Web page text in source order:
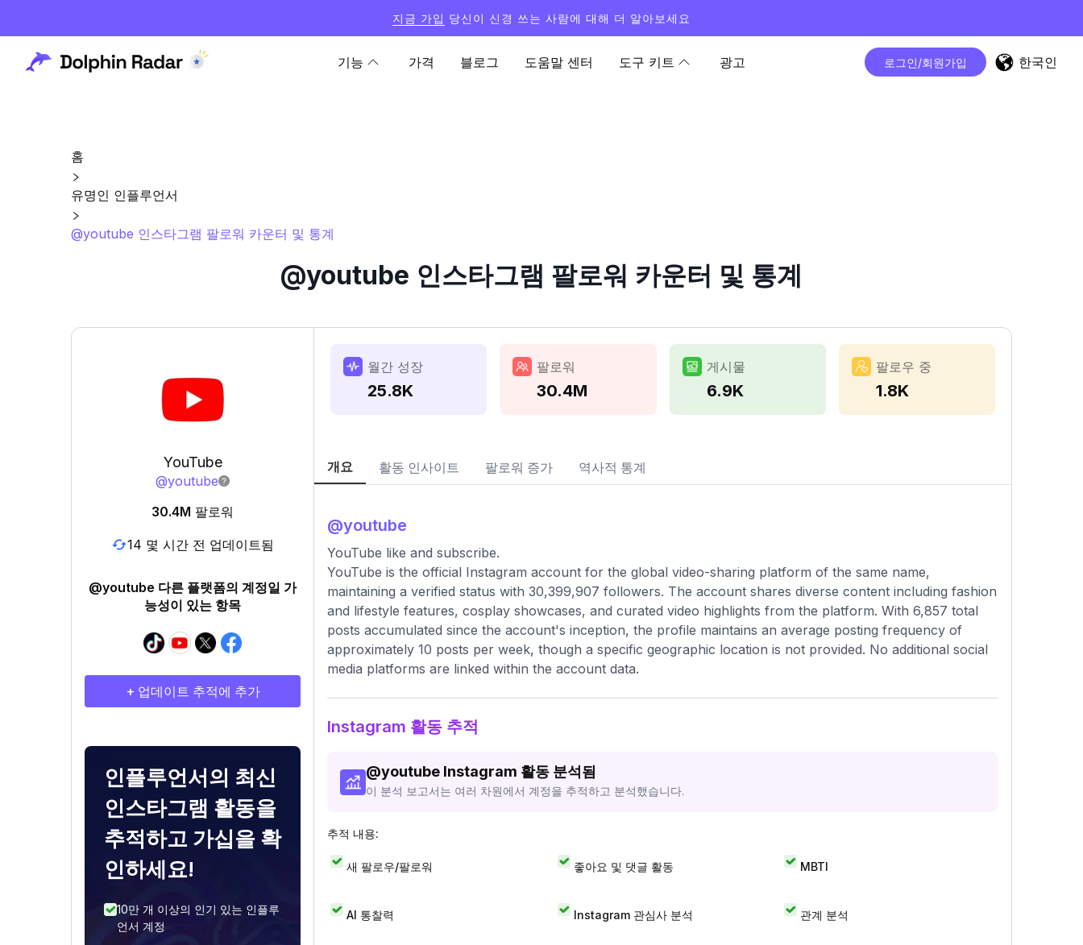
지금 가입 당신이 신경 쓰는 사람에 대해 더 알아보세요
기능 가격 블로그 도움말 센터 도구 키트 광고 로그인/회원가입 한국인
홈
유명인 인플루언서
@youtube 인스타그램 팔로워 카운터 및 통계
@youtube 인스타그램 팔로워 카운터 및 통계
YouTube
@youtube
30.4M 팔로워
14 몇 시간 전 업데이트됨
@youtube 다른 플랫폼의 계정일 가
능성이 있는 항목
+ 업데이트 추적에 추가
인플루언서의 최신
인스타그램 활동을
추적하고 가십을 확
인하세요!
10만 개 이상의 인기 있는 인플루
언서 계정
월간 성장
25.8K
팔로워
30.4M
게시물
6.9K
팔로우 중
1.8K
개요 활동 인사이트 팔로워 증가 역사적 통계
@youtube
YouTube like and subscribe.
YouTube is the official Instagram account for the global video-sharing platform of the same name,
maintaining a verified status with 30,399,907 followers. The account shares diverse content including fashion
and lifestyle features, cosplay showcases, and curated video highlights from the platform. With 6,857 total
posts accumulated since the account's inception, the profile maintains an average posting frequency of
approximately 10 posts per week, though a specific geographic location is not provided. No additional social
media platforms are linked within the account data.
Instagram 활동 추적
@youtube Instagram 활동 분석됨
이 분석 보고서는 여러 차원에서 계정을 추적하고 분석했습니다.
추적 내용:
새 팔로우/팔로워 좋아요 및 댓글 활동 MBTI
AI 통찰력 Instagram 관심사 분석 관계 분석